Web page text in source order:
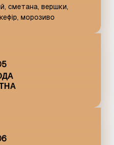
сметана, вершки,
морозиво